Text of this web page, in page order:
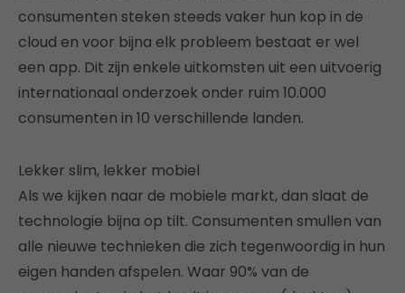
consumenten steken steeds vaker hun kop in de
cloud en voor bijna elk probleem bestaat er wel
een app. Dit zijn enkele uitkomsten uit een uitvoerig
internationaal onderzoek onder ruim 10.000
consumenten in 10 verschillende landen.
Lekker slim, lekker mobiel
Als we kijken naar de mobiele markt, dan slaat de
technologie bijna op tilt. Consumenten smullen van
alle nieuwe technieken die zich tegenwoordig in hun
eigen handen afspelen. Waar 90% van de